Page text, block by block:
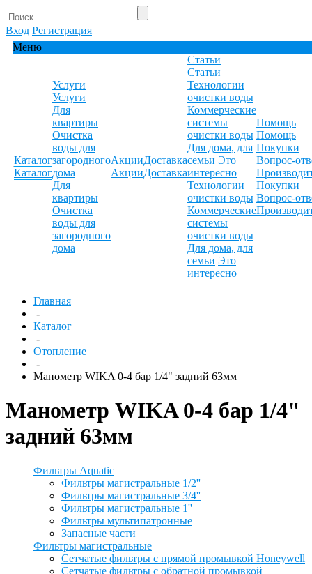
Вход Регистрация
Меню
Каталог
Каталог
Услуги
Услуги
Для
квартиры
Очистка
воды для
загородного
дома
Для
квартиры
Очистка
воды для
загородного
дома
Акции
Акции
Доставка
Доставка
Статьи
Статьи
Технологии
очистки воды
Коммерческие
системы
очистки воды
Для дома, для
семьи Это
интересно
Технологии
очистки воды
Коммерческие
системы
очистки воды
Для дома, для
семьи Это
интересно
Помощь
Помощь
Покупки
Вопрос-
Покупки
Вопрос-
Главная
-
Каталог
-
Отопление
-
Манометр WIKA 0-4 бар 1/4" задний 63мм
Манометр WIKA 0-4 бар 1/4"
задний 63мм
Фильтры Aquatic
Фильтры магистральные 1/2''
Фильтры магистральные 3/4''
Фильтры магистральные 1''
Фильтры мультипатронные
Запасные части
Фильтры магистральные
Сетчатые фильтры с прямой промывкой Honeywell
Сетчатые фильтры с обратной промывкой